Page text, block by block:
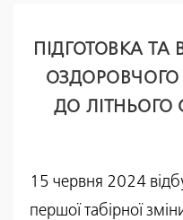
ПІДГОТОВКА ТА
ОЗДОРОВЧОГО
ДО ЛІТНЬОГО
15 червня 2024
першої табірної